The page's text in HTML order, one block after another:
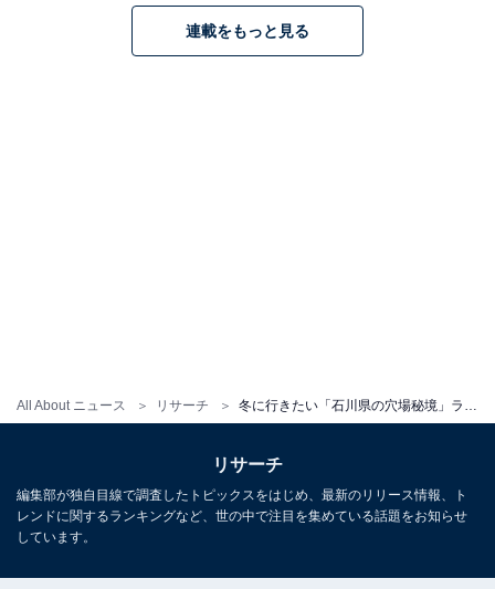
All About ニュース リサーチ
連載をもっと見る
リサーチ
編集部が独自目線で調査したトピックスをはじめ、最新のリリース情報、ト
レンドに関するランキングなど、世の中で注目を集めている話題をお知らせ
しています。